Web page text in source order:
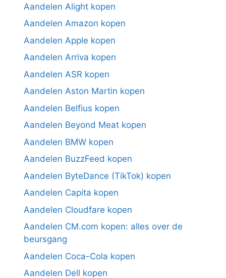
Aandelen Alight kopen
Aandelen Amazon kopen
Aandelen Apple kopen
Aandelen Arriva kopen
Aandelen ASR kopen
Aandelen Aston Martin kopen
Aandelen Belfius kopen
Aandelen Beyond Meat kopen
Aandelen BMW kopen
Aandelen BuzzFeed kopen
Aandelen ByteDance (TikTok) kopen
Aandelen Capita kopen
Aandelen Cloudfare kopen
Aandelen CM.com kopen: alles over de
beursgang
Aandelen Coca-Cola kopen
Aandelen Dell kopen